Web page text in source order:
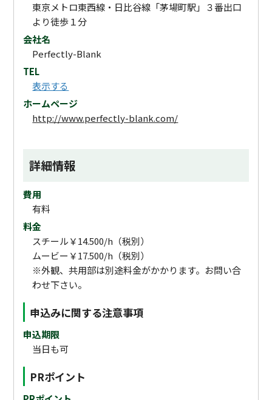
東京メトロ東西線・日比谷線「茅場町駅」３番出口
より徒歩１分
会社名
Perfectly-Blank
TEL
表示する
ホームページ
http://www.perfectly-blank.com/
詳細情報
費用
有料
料金
スチール￥14.500/h（税別）
ムービー￥17.500/h（税別）
※外観、共用部は別途料金がかかります。お問い合
わせ下さい。
申込みに関する注意事項
申込期限
当日も可
PRポイント